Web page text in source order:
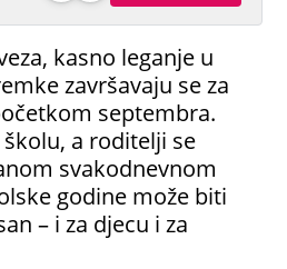
kasno leganje u
završavaju se za
septembra.
a roditelji se
svakodnevnom
godine može biti
– i za djecu i za